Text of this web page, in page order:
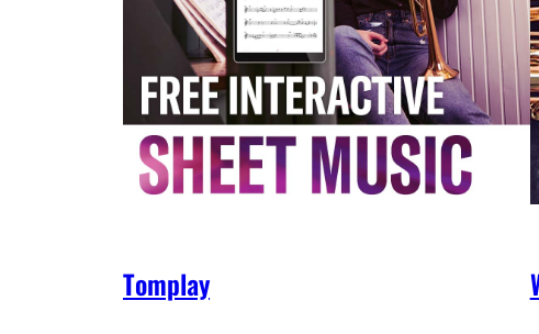
Tomplay